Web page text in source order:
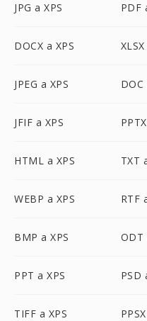
JPG a XPS PDF
DOCX a XPS
JPEG a XPS DOC
JFIF a XPS
HTML a XPS TXT
WEBP a XPS RTF
BMP a XPS ODT
PPT a XPS PSD
TIFF a XPS